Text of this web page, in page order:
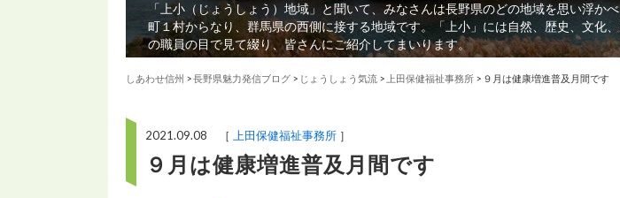
「上小（じょうしょう）地域」と聞いて、みなさんは長野県のどの地域を思い浮
町１村からなり、群馬県の西側に接する地域です。「上小」には自然、歴史、文化
の職員の目で見て綴り、皆さんにご紹介してまいります。
しあわせ信州 >長野県魅力発信ブログ > じょうしょう気流 > 上田保健福祉事務所 > ９月は健康増進普及月間です
2021.09.08 ［ 上田保健福祉事務所 ］
９月は健康増進普及月間です